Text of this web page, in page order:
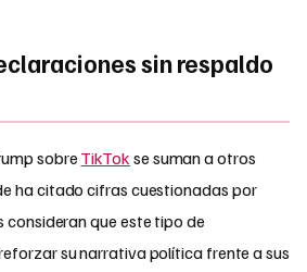
sin respaldo
sobre TikTok se suman a otros
ha citado cifras cuestionadas por
consideran que este tipo de
su narrativa política frente a sus